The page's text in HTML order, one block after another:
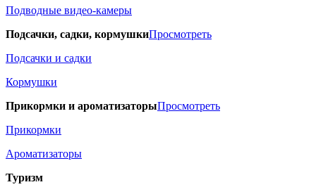
Подводные видео-камеры
Подсачки, садки, кормушкиПросмотреть
Подсачки и садки
Кормушки
Прикормки и ароматизаторыПросмотреть
Прикормки
Ароматизаторы
Туризм